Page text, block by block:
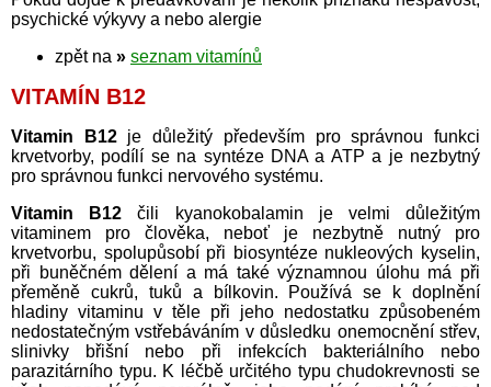
psychické výkyvy a nebo alergie
zpět na » seznam vitamínů
VITAMÍN B12
Vitamin B12je důležitý především pro správnou funkci
krvetvorby, podílí se na syntéze DNA a ATP a je nezbytný
pro správnou funkci nervového systému.
Vitamin B12 čili kyanokobalamin je velmi důležitým
vitaminem pro člověka, neboť je nezbytně nutný pro
krvetvorbu, spolupůsobí při biosyntéze nukleových kyselin,
při buněčném dělení a má také významnou úlohu má při
přeměně cukrů, tuků a bílkovin. Používá se k doplnění
hladiny vitaminu v těle při jeho nedostatku způsobeném
nedostatečným vstřebáváním v důsledku onemocnění střev,
slinivky břišní nebo při infekcích bakteriálního nebo
parazitárního typu. K léčbě určitého typu chudokrevnosti se